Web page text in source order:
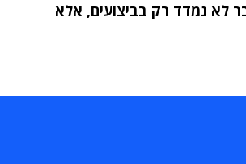
לא נמדד רק בביצועים, אלא